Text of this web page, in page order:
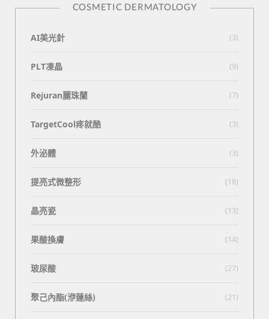
COSMETIC DERMATOLOGY
AI美光針 (3)
PLT凍晶 (9)
Rejuran麗珠蘭 (7)
TargetCool疼就酷 (3)
外泌體 (3)
提亮式微整形 (18)
晶亮瓷 (13)
果酸換膚 (14)
玻尿酸 (27)
聚己內酯(洢蓮絲) (21)